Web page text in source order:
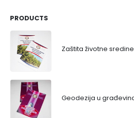
PRODUCTS
Geodezija u